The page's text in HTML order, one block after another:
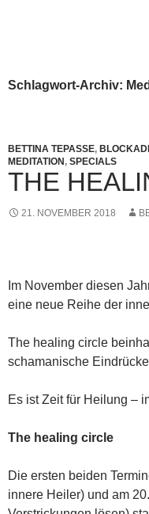
Schlagwort-Archiv:
BETTINA TEPASSE,
MEDITATION , SPECIALS
THE
21. NOVEMBER 2018
Im November diesen
eine neue Reihe der
The healing circle
schamanische
Es ist Zeit für Heilung –
The healing circle
Die ersten beiden
innere Heiler) und am